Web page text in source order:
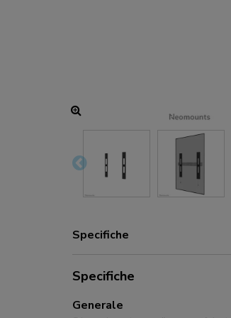
Specifiche
Specifiche
Generale